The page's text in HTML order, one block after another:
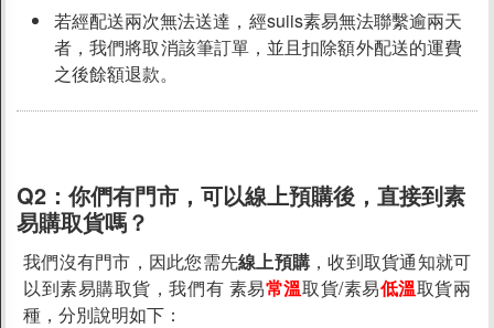
聯絡我們
上架提案
若經配送兩次無法送達，經suiis素易無法聯繫逾兩天
者，我們將取消該筆訂單，並且扣除額外配送的運費
之後餘額退款。
Q2：你們有門市，可以線上預購後，直接到素
易購取貨嗎？
我們沒有門市，因此您需先線上預購 ，收到取貨通知就可
以到素易購取貨，我們有 素易常溫取貨/素易低溫取貨兩
種，分別說明如下：